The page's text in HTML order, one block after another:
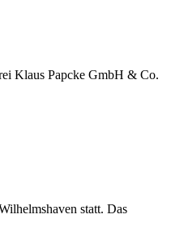
Klaus Papcke GmbH & Co.
statt. Das